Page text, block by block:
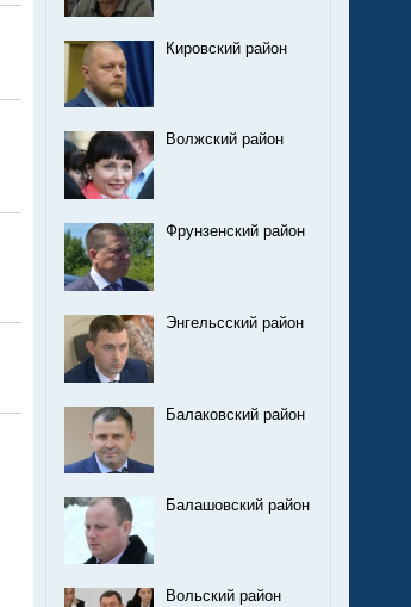
Кировский район
Волжский район
Фрунзенский район
Энгельсский район
Балаковский район
Балашовский район
Вольский район